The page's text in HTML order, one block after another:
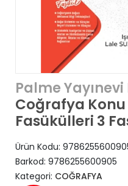
Palme Yayınevi
Coğrafya Konu
Fasükülleri 3
Ürün Kodu:
Barkod: 9786255600905
Kategori: COĞRAFYA